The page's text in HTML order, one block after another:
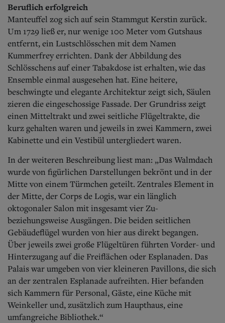
Beruflich erfolgreich
Manteuffel zog sich auf sein Stammgut Kerstin zurück.
Um 1729 ließ er, nur wenige 100 Meter vom Gutshaus
entfernt, ein Lustschlösschen mit dem Namen
Kummerfrey errichten. Dank der Abbildung des
Schlösschens auf einer Tabakdose ist erhalten, wie das
Ensemble einmal ausgesehen hat. Eine heitere,
beschwingte und elegante Architektur zeigt sich, Säulen
zieren die eingeschossige Fassade. Der Grundriss zeigt
einen Mitteltrakt und zwei seitliche Flügeltrakte, die
kurz gehalten waren und jeweils in zwei Kammern, zwei
Kabinette und ein Vestibül untergliedert waren.
In der weiteren Beschreibung liest man: „Das Walmdach
wurde von figürlichen Darstellungen bekrönt und in der
Mitte von einem Türmchen geteilt. Zentrales Element in
der Mitte, der Corps de Logis, war ein länglich
oktogonaler Salon mit insgesamt vier Zu-
beziehungsweise Ausgängen. Die beiden seitlichen
Gebäudeflügel wurden von hier aus direkt begangen.
Über jeweils zwei große Flügeltüren führten Vorder- und
Hinterzugang auf die Freiflächen oder Esplanaden. Das
Palais war umgeben von vier kleineren Pavillons, die sich
an der zentralen Esplanade aufreihten. Hier befanden
sich Kammern für Personal, Gäste, eine Küche mit
Weinkeller und, zusätzlich zum Haupthaus, eine
umfangreiche Bibliothek.“